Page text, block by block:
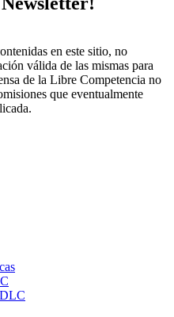
en este sitio, no
válida de las mismas para
de la Libre Competencia no
que eventualmente